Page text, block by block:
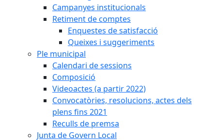
Campanyes institucionals
Retiment de comptes
Enquestes de satisfacció
Queixes i suggeriments
Ple municipal
Calendari de sessions
Composició
Videoactes (a partir 2022)
Convocatòries, resolucions, actes dels
plens fins 2021
Reculls de premsa
Junta de Govern Local